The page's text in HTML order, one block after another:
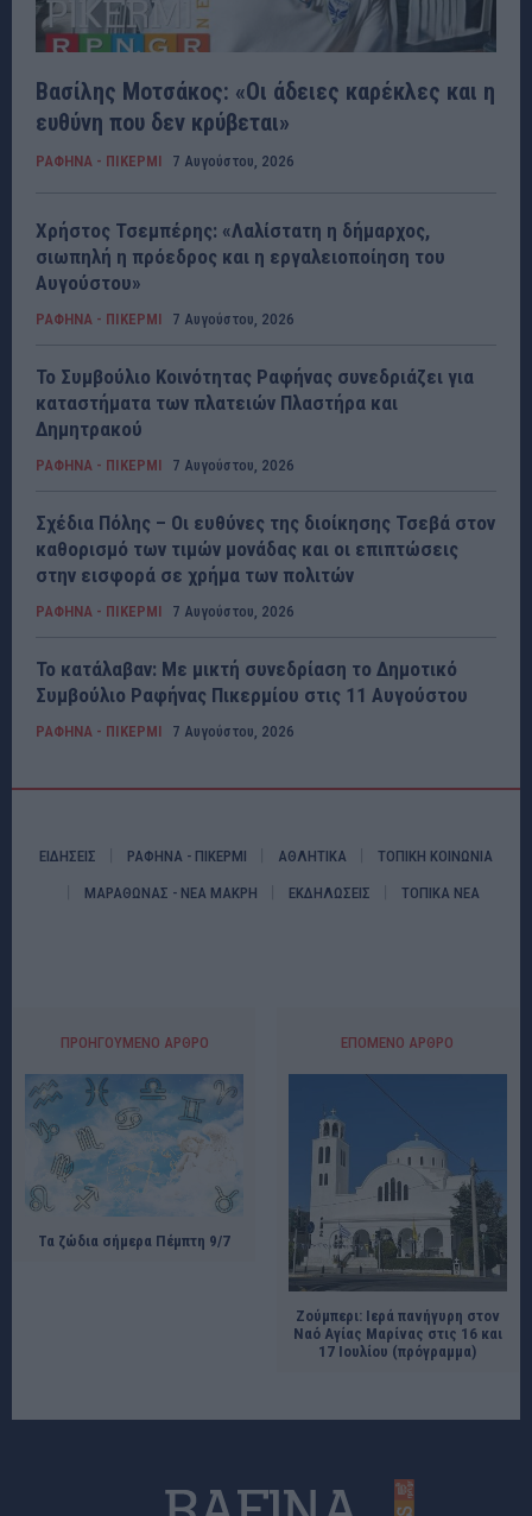
Βασίλης Μοτσάκος: «Οι άδειες καρέκλες και η
ευθύνη που δεν κρύβεται»
ΡΑΦΗΝΑ - ΠΙΚΕΡΜΙ 7 Αυγούστου, 2026
Χρήστος Τσεμπέρης: «Λαλίστατη η δήμαρχος,
σιωπηλή η πρόεδρος και η εργαλειοποίηση του
Αυγούστου»
ΡΑΦΗΝΑ - ΠΙΚΕΡΜΙ 7 Αυγούστου, 2026
Το Συμβούλιο Κοινότητας Ραφήνας συνεδριάζει για
καταστήματα των πλατειών Πλαστήρα και
Δημητρακού
ΡΑΦΗΝΑ - ΠΙΚΕΡΜΙ 7 Αυγούστου, 2026
Σχέδια Πόλης – Οι ευθύνες της διοίκησης Τσεβά στον
καθορισμό των τιμών μονάδας και οι επιπτώσεις
στην εισφορά σε χρήμα των πολιτών
ΡΑΦΗΝΑ - ΠΙΚΕΡΜΙ 7 Αυγούστου, 2026
Το κατάλαβαν: Με μικτή συνεδρίαση το Δημοτικό
Συμβούλιο Ραφήνας Πικερμίου στις 11 Αυγούστου
ΡΑΦΗΝΑ - ΠΙΚΕΡΜΙ 7 Αυγούστου, 2026
ΕΙΔΗΣΕΙΣ ΡΑΦΗΝΑ - ΠΙΚΕΡΜΙ ΑΘΛΗΤΙΚΑ ΤΟΠΙΚΗ ΚΟΙΝΩΝΙΑ
ΜΑΡΑΘΩΝΑΣ - ΝΕΑ ΜΑΚΡΗ ΕΚΔΗΛΩΣΕΙΣ ΤΟΠΙΚΑ ΝΕΑ
ΠΡΟΗΓΟΎΜΕΝΟ ΆΡΘΡΟ
Τα ζώδια σήμερα Πέμπτη 9/7
ΕΠΌΜΕΝΟ ΆΡΘΡΟ
Ζούμπερι: Ιερά πανήγυρη στον
Ναό Αγίας Μαρίνας στις 16 και
17 Ιουλίου (πρόγραμμα)